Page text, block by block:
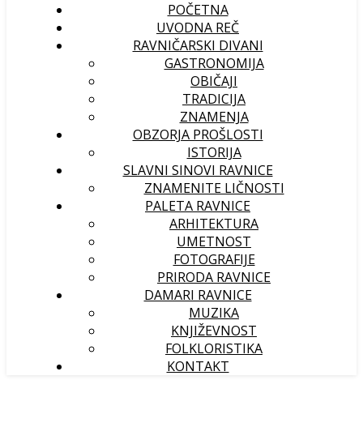
POČETNA
UVODNA REČ
RAVNIČARSKI DIVANI
GASTRONOMIJA
OBIČAJI
TRADICIJA
ZNAMENJA
OBZORJA PROŠLOSTI
ISTORIJA
SLAVNI SINOVI RAVNICE
ZNAMENITE LIČNOSTI
PALETA RAVNICE
ARHITEKTURA
UMETNOST
FOTOGRAFIJE
PRIRODA RAVNICE
DAMARI RAVNICE
MUZIKA
KNJIŽEVNOST
FOLKLORISTIKA
KONTAKT